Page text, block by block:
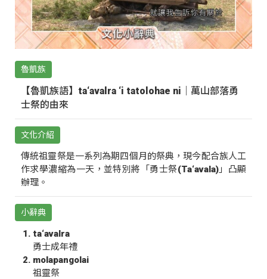
魯凱族
【魯凱族語】ta‘avalra ‘i tatolohae ni｜萬山部落勇
士祭的由來
文化介紹
傳統祖靈祭是一系列為期四個月的祭典，現今配合族人工
作求學濃縮為一天，並特別將「勇士祭(Ta‘avala)」凸顯
辦理。
小辭典
ta‘avalra
勇士成年禮
molapangolai
祖靈祭